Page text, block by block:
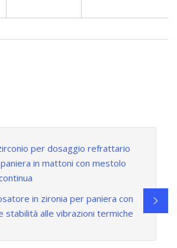
per dosaggio refrattario
in mattoni con mestolo
in zironia per paniera con
stabilità alle vibrazioni termiche